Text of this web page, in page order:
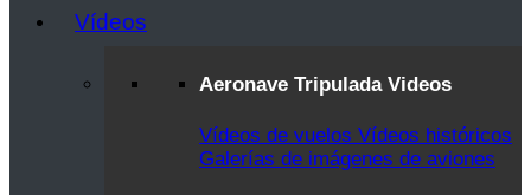
Vídeos
Aeronave Tripulada Videos
Vídeos de vuelos Vídeos históricos
Galerías de imágenes de aviones